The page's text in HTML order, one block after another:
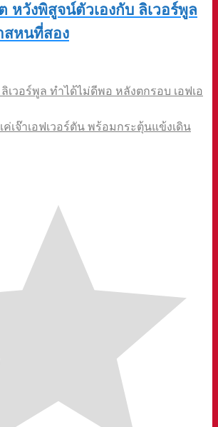
หวังพิสูจน์ตัวเองกับ ลิเวอร์พูล
สหนที่สอง
ลิเวอร์พูล ทำได้ไม่ดีพอ หลังตกรอบ เอฟเอ
เจ๊าเอฟเวอร์ตัน พร้อมกระตุ้นแข้งเดิน